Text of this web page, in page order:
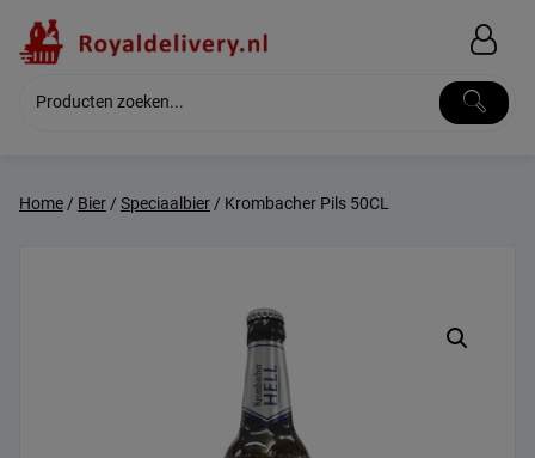
content
Home/ Bier/ Speciaalbier/ Krombacher Pils 50CL